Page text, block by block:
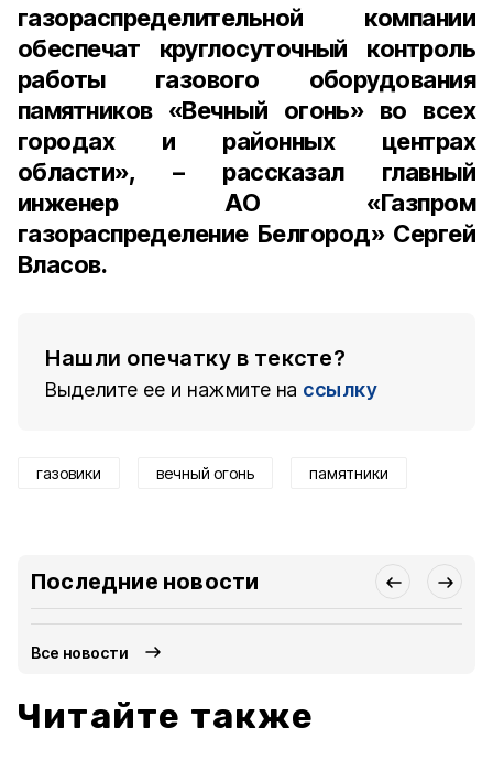
газораспределительной компании
обеспечат круглосуточный контроль
работы газового оборудования
памятников «Вечный огонь» во всех
городах и районных центрах
области», – рассказал главный
инженер АО «Газпром
газораспределение Белгород» Сергей
Власов.
Нашли опечатку в тексте?
Выделите ее и нажмите на ссылку
газовики вечный огонь памятники
Последние новости
Все новости
Читайте также